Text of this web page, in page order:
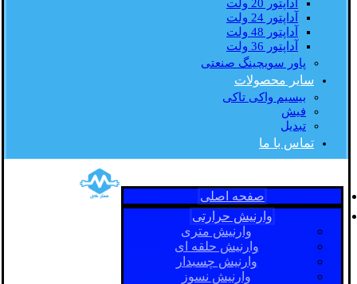
آداپتور 20 ولت
آداپتور 24 ولت
آداپتور 48 ولت
آداپتور 36 ولت
پاور سویچینگ صنعتی
سایر محصولات
بیسیم واکی تاکی
فیش
تبدیل
تماس با ما
صفحه اصلی
وارنیش حرارتی
وارنیش متری
وارنیش حلقه ای
وارنیش چسبدار
وارنیش نسوز